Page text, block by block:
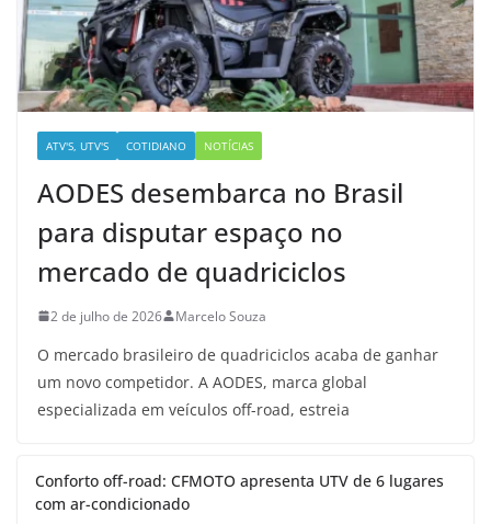
ATV'S, UTV'S COTIDIANO NOTÍCIAS
AODES desembarca no Brasil
para disputar espaço no
mercado de quadriciclos
2 de julho de 2026 Marcelo Souza
O mercado brasileiro de quadriciclos acaba de ganhar
um novo competidor. A AODES, marca global
especializada em veículos off-road, estreia
Conforto off-road: CFMOTO apresenta UTV de 6 lugares
com ar-condicionado